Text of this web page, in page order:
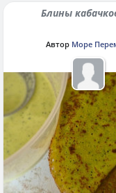
Блины
Автор Море